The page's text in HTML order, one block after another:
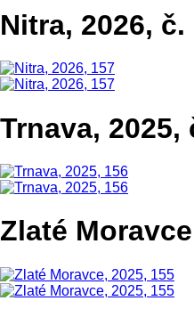
Nitra, 2026, č.
Trnava, 2025,
Zlaté